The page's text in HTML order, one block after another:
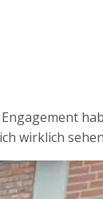
wirk­lich